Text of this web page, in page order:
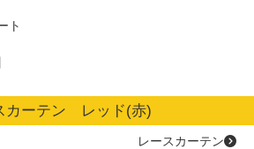
ト
カーテン レッド(赤)
レースカーテン